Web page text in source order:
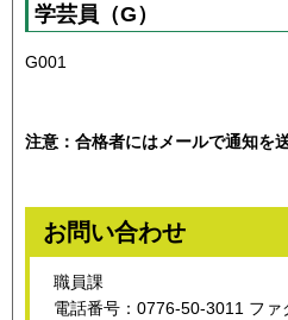
学芸員（G）
G001
注意：合格者にはメールで通知を
お問い合わせ
職員課
電話番号：0776-50-3011 フ